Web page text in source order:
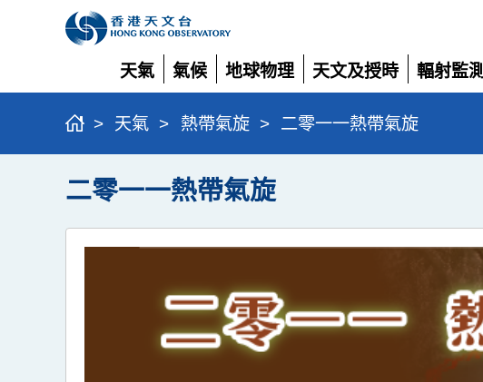
天氣
展
開
氣候
展
開
地球物理
展
開
天文及授時
展
開
輻射監測
展
開
> 天氣 > 熱帶氣旋 > 二零一一熱帶氣旋
二零一一熱帶氣旋